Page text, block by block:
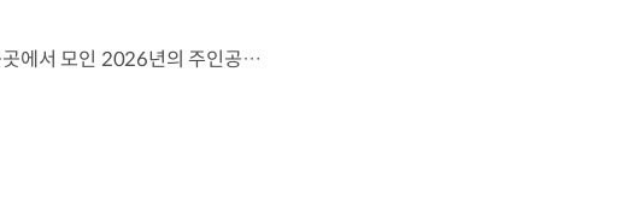
영감으로 하나 된 우리는, 무엇이든 해낼 수 있습니다.세계 곳곳에서 모인 2026년의 주인공들이 FIFA 월드컵™ 오피셜 매치볼 캐리어로 꿈의 무대에 섰습니다. 자세히 보기 ▶ #Kia #InspirationConnectsUsAll #49thTeam #OMBC #FIFAWorldCup2026 유튜브 쇼츠 보기 >